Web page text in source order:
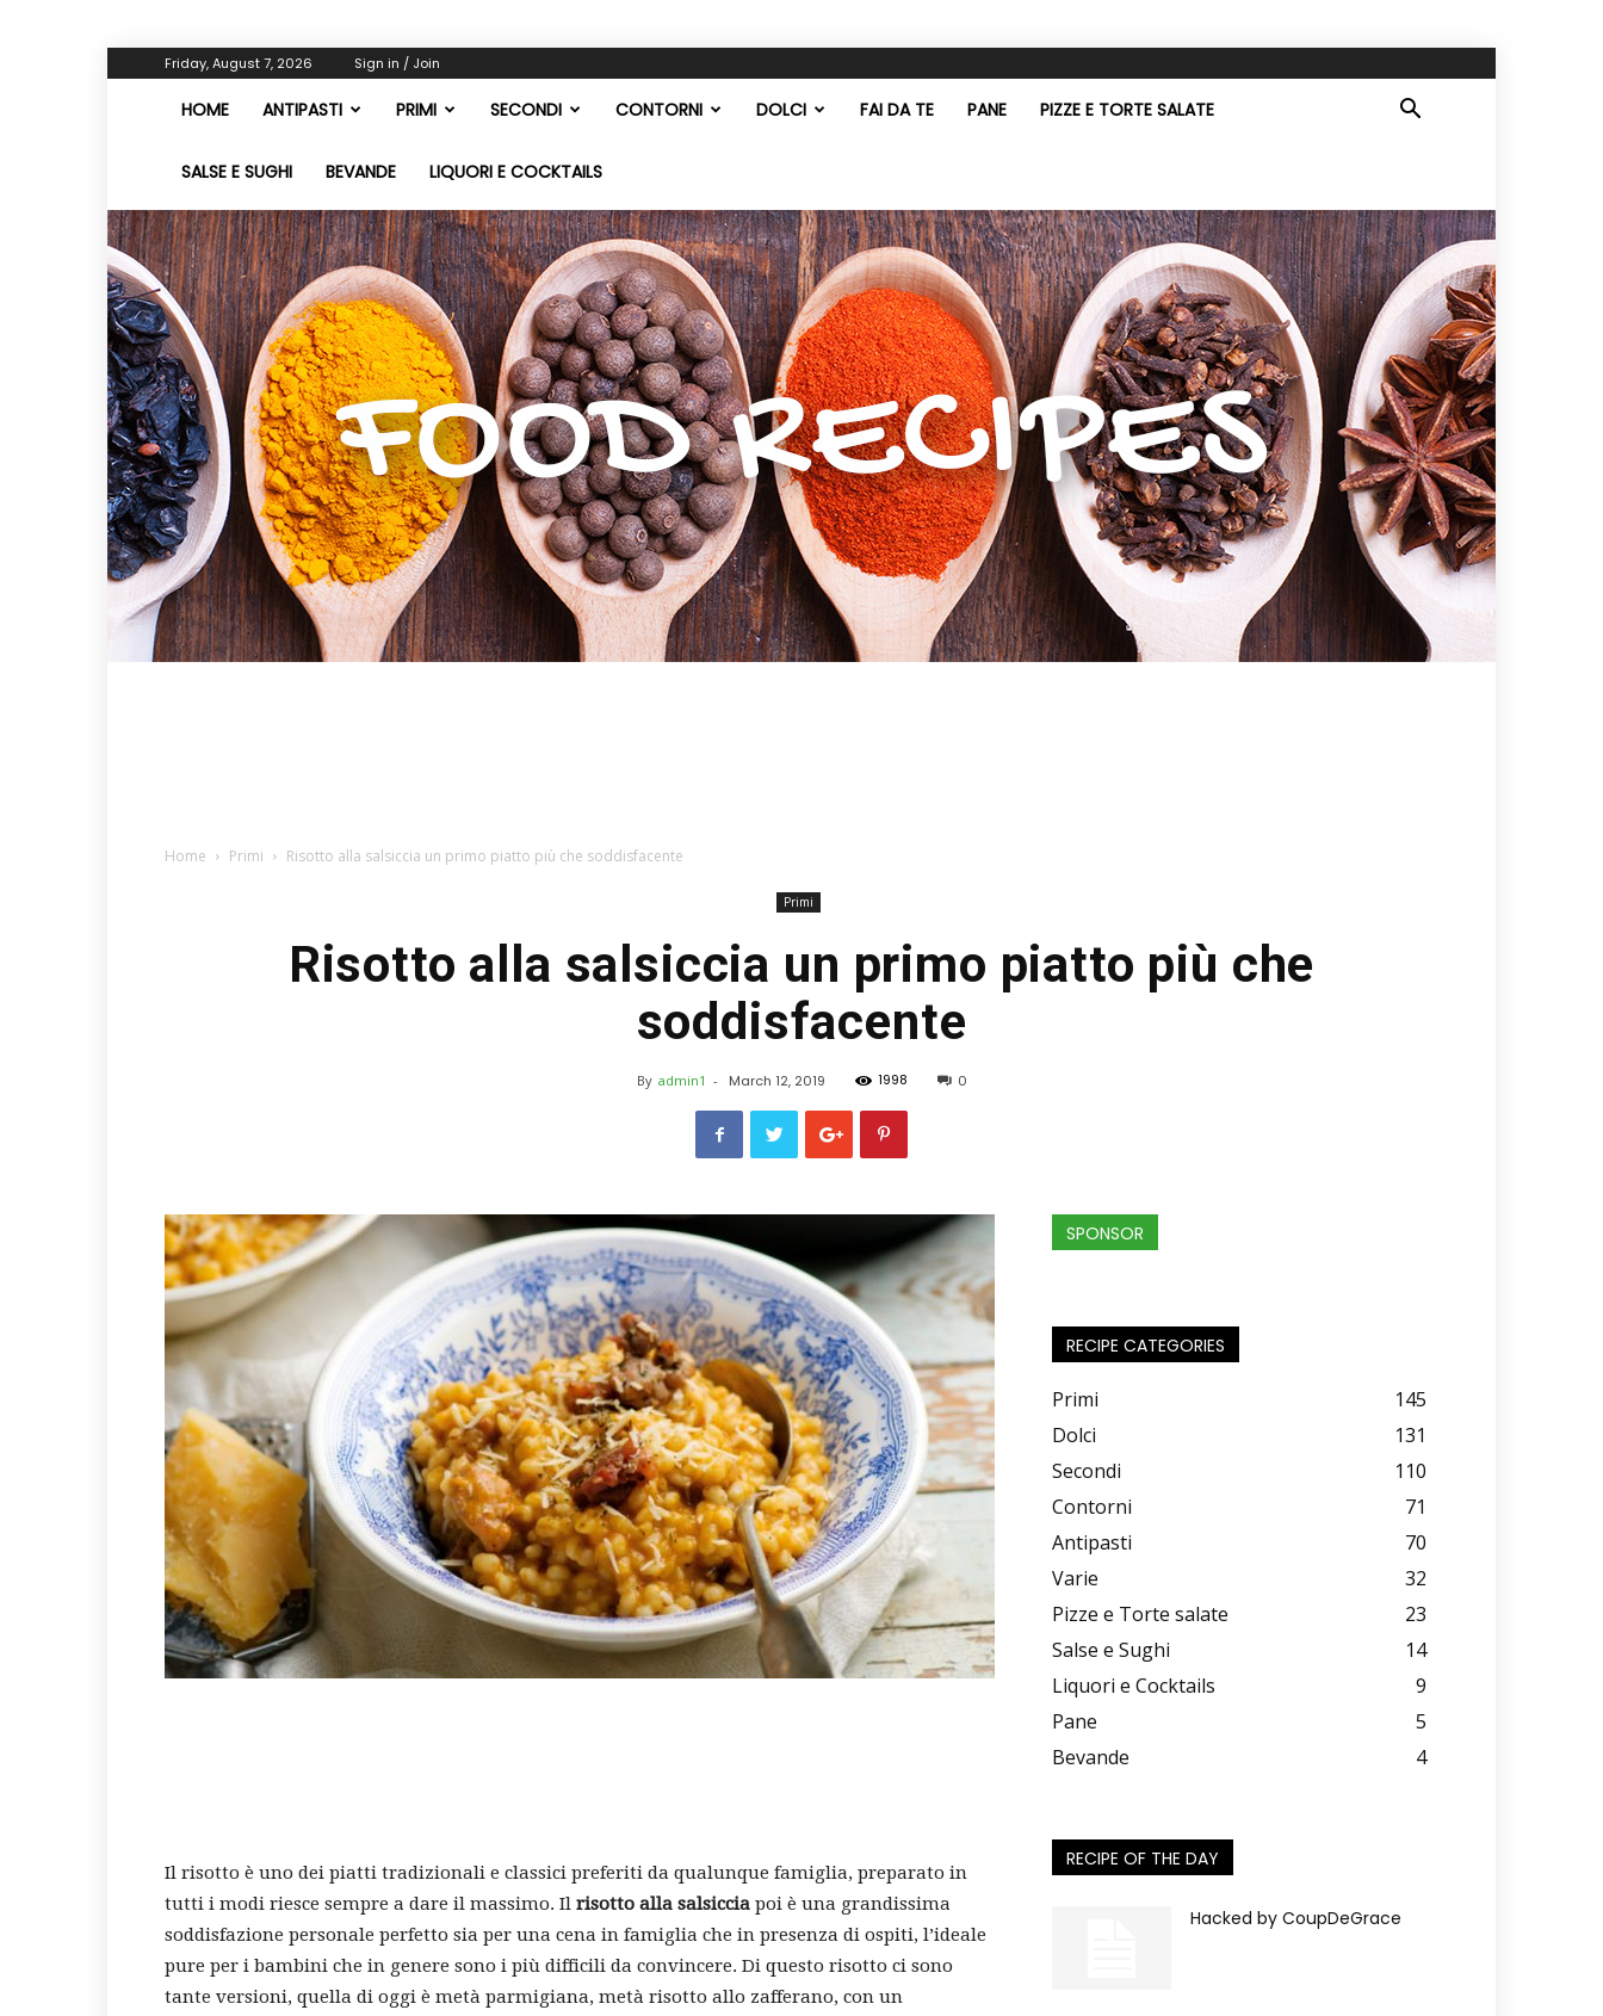
Friday, August 7, 2026 Sign in / Join
HOME ANTIPASTI PRIMI SECONDI CONTORNI DOLCI FAI DA TE PANE PIZZE E TORTE SALATE
SALSE E SUGHI BEVANDE LIQUORI E COCKTAILS
Sapori
Home Primi Risotto alla salsiccia un primo piatto più che soddisfacente
Primi
Risotto alla salsiccia un primo piatto più che
soddisfacente
By admin1 - March 12, 2019 1998 0
Il risotto è uno dei piatti tradizionali e classici preferiti da qualunque famiglia, preparato in
tutti i modi riesce sempre a dare il massimo. Il risotto alla salsiccia poi è una grandissima
soddisfazione personale perfetto sia per una cena in famiglia che in presenza di ospiti, l’ideale
pure per i bambini che in genere sono i più difficili da convincere. Di questo risotto ci sono
tante versioni, quella di oggi è metà parmigiana, metà risotto allo zafferano, con un
SPONSOR
RECIPE CATEGORIES
Primi
145
Dolci
131
Secondi
110
Contorni
71
Antipasti
70
Varie
32
Pizze e Torte salate
23
Salse e Sughi
14
Liquori e Cocktails
9
Pane
5
Bevande
4
RECIPE OF THE DAY
Hacked by CoupDeGrace